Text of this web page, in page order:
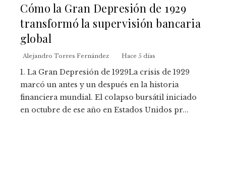
Cómo la Gran Depresión de 1929
transformó la supervisión bancaria
global
Alejandro Torres Fernández Hace 5 días
1. La Gran Depresión de 1929La crisis de 1929
marcó un antes y un después en la historia
financiera mundial. El colapso bursátil iniciado
en octubre de ese año en Estados Unidos pr...